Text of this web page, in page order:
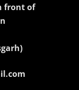
front of